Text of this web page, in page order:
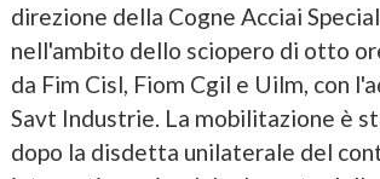
direzione della Cogne Acciai
nell'ambito dello sciopero di otto
da Fim Cisl, Fiom Cgil e Uilm, con
Savt Industrie. La mobilitazione è
dopo la disdetta unilaterale del